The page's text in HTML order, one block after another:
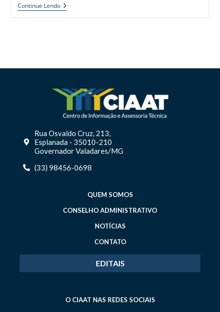
Continue Lendo
Rua Osvaldo Cruz, 213,
Esplanada - 35010-210
Governador Valadares/MG
(33) 98456-0698
QUEM SOMOS
CONSELHO ADMINISTRATIVO
NOTÍCIAS
CONTATO
EDITAIS
O CIAAT NAS REDES SOCIAIS